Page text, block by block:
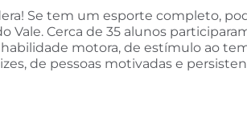
Se tem um esporte completo,
Vale. Cerca de 35 alunos
motora, de estímulo ao
de pessoas motivadas e